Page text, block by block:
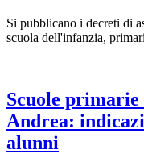
Si pubblicano i decreti di
scuola dell'infanzia,
Scuole
Andrea:
alunni